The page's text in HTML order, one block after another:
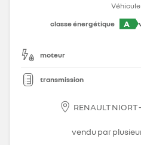
classe énergétique
A
moteur
transmission
RENAULT NIORT
vendu par